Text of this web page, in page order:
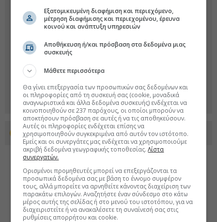
Προσθέστε το euro2day.gr στο Discover
Εξατομικευμένη διαφήμιση και περιεχόμενο,
μέτρηση διαφήμισης και περιεχομένου, έρευνα
κοινού και ανάπτυξη υπηρεσιών
Αποθήκευση ή/και πρόσβαση στα δεδομένα μιας
συσκευής
Μάθετε περισσότερα
Θα γίνει επεξεργασία των προσωπικών σας δεδομένων και
οι πληροφορίες από τη συσκευή σας (cookie, μοναδικά
αναγνωριστικά και άλλα δεδομένα συσκευής) ενδέχεται να
κοινοποιηθούν σε 237 παρόχους, οι οποίοι μπορούν να
αποκτήσουν πρόσβαση σε αυτές ή να τις αποθηκεύσουν.
Αυτές οι πληροφορίες ενδέχεται επίσης να
χρησιμοποιηθούν συγκεκριμένα από αυτόν τον ιστότοπο.
Εμείς και οι συνεργάτες μας ενδέχεται να χρησιμοποιούμε
ακριβή δεδομένα γεωγραφικής τοποθεσίας.Λίστα
συνεργατών.
Ορισμένοι προμηθευτές μπορεί να επεξεργάζονται τα
προσωπικά δεδομένα σας με βάση το έννομο συμφέρον
τους, αλλά μπορείτε να αρνηθείτε κάνοντας διαχείριση των
παρακάτω επιλογών. Αναζητήστε έναν σύνδεσμο στο κάτω
μέρος αυτής της σελίδας ή στο μενού του ιστοτόπου, για να
διαχειριστείτε ή να ανακαλέσετε τη συναίνεσή σας στις
ρυθμίσεις απορρήτου και cookie.